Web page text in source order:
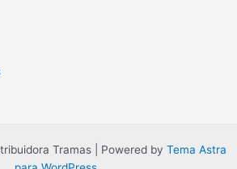
Tramas | Powered by Tema Astra